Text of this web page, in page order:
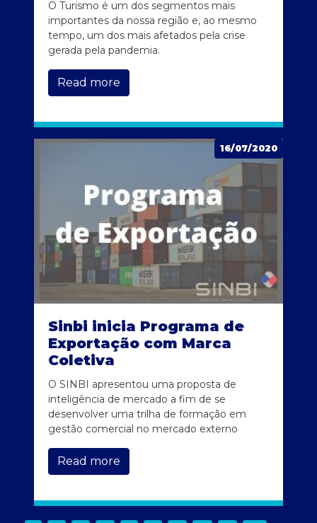
O Turismo é um dos segmentos mais
importantes da nossa região e, ao mesmo
tempo, um dos mais afetados pela crise
gerada pela pandemia.
Read more
16/07/2020
Sinbi inicia Programa de
Exportação com Marca
Coletiva
O SINBI apresentou uma proposta de
inteligência de mercado a fim de se
desenvolver uma trilha de formação em
gestão comercial no mercado externo
Read more